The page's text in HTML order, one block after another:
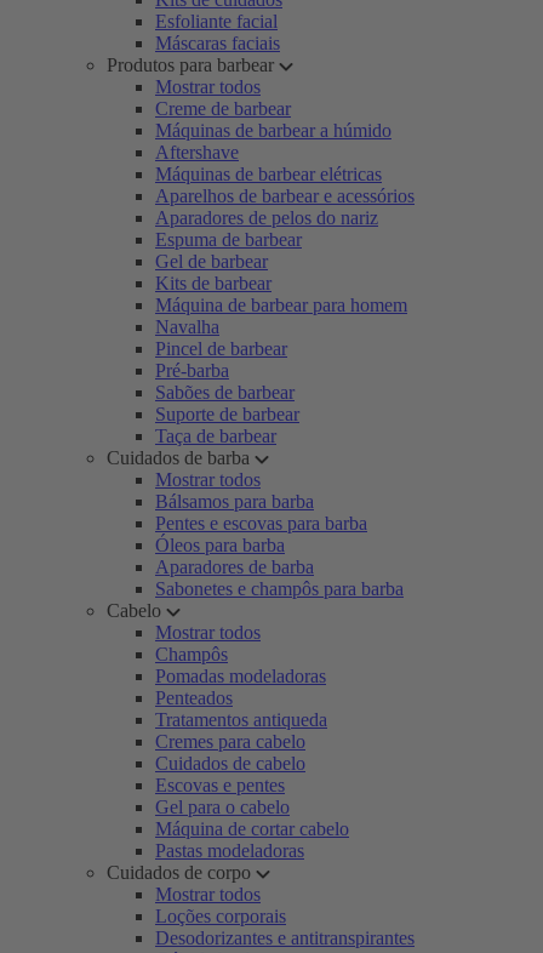
Esfoliante facial
Máscaras faciais
Produtos para barbear
Mostrar todos
Creme de barbear
Máquinas de barbear a húmido
Aftershave
Máquinas de barbear elétricas
Aparelhos de barbear e acessórios
Aparadores de pelos do nariz
Espuma de barbear
Gel de barbear
Kits de barbear
Máquina de barbear para homem
Navalha
Pincel de barbear
Pré-barba
Sabões de barbear
Suporte de barbear
Taça de barbear
Cuidados de barba
Mostrar todos
Bálsamos para barba
Pentes e escovas para barba
Óleos para barba
Aparadores de barba
Sabonetes e champôs para barba
Cabelo
Mostrar todos
Champôs
Pomadas modeladoras
Penteados
Tratamentos antiqueda
Cremes para cabelo
Cuidados de cabelo
Escovas e pentes
Gel para o cabelo
Máquina de cortar cabelo
Pastas modeladoras
Cuidados de corpo
Mostrar todos
Loções corporais
Desodorizantes e antitranspirantes